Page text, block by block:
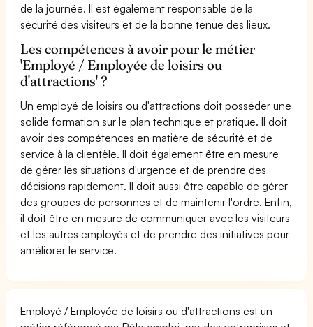
de la journée. Il est également responsable de la
sécurité des visiteurs et de la bonne tenue des lieux.
Les compétences à avoir pour le métier
'Employé / Employée de loisirs ou
d'attractions' ?
Un employé de loisirs ou d'attractions doit posséder une
solide formation sur le plan technique et pratique. Il doit
avoir des compétences en matière de sécurité et de
service à la clientèle. Il doit également être en mesure
de gérer les situations d'urgence et de prendre des
décisions rapidement. Il doit aussi être capable de gérer
des groupes de personnes et de maintenir l'ordre. Enfin,
il doit être en mesure de communiquer avec les visiteurs
et les autres employés et de prendre des initiatives pour
améliorer le service.
Employé / Employée de loisirs ou d'attractions est un